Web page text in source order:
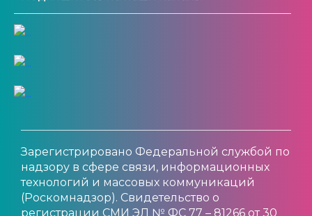
Зарегистрировано Федеральной службой по
надзору в сфере связи, информационных
технологий и массовых коммуникаций
(Роскомнадзор). Свидетельство о
регистрации СМИ ЭЛ № ФС 77 – 81266 от 30